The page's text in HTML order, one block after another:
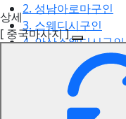
2. 성남아로마구인
3. 스웨디시구인
4. 안산스웨디시구인
5. 아로마구인
부평 중국마사지 구인정보
상세
[ 중국마사지 ]